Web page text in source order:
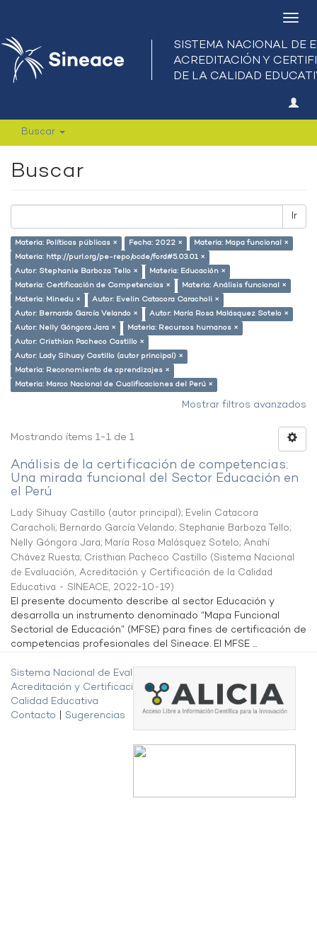
Buscar
Buscar
Ir
Materia: Políticas públicas × Fecha: 2022 ×
Materia: Mapa funcional ×
Materia: http://purl.org/pe-repo/ocde/ford#5.03.01 ×
Autor: Stephanie Barboza Tello ×
Materia: Educación ×
Materia: Certificación de Competencias ×
Materia: Análisis funcional ×
Materia: Minedu ×
Autor: Evelin Catacora Caracholi ×
Autor: Bernardo García Velando ×
Autor: María Rosa Malásquez Sotelo ×
Autor: Nelly Góngora Jara ×
Materia: Recursos humanos ×
Autor: Cristhian Pacheco Castillo ×
Autor: Lady Sihuay Castillo (autor principal) ×
Materia: Reconomiento de aprendizajes ×
Materia: Marco Nacional de Cualificaciones del Perú ×
Mostrar filtros avanzados
Mostrando ítems 1-1 de 1
Análisis de la certificación de competencias:
Una mirada funcional del Sector Educación en
el Perú
Lady Sihuay Castillo (autor principal); Evelin Catacora
Caracholi; Bernardo García Velando; Stephanie Barboza Tello;
Nelly Góngora Jara; María Rosa Malásquez Sotelo; Anahí
Chávez Ruesta; Cristhian Pacheco Castillo (Sistema Nacional
de Evaluación, Acreditación y Certificación de la Calidad
Educativa - SINEACE, 2022-10-19)
El presente documento describe al sector Educación y
desarrolla un instrumento denominado “Mapa Funcional
Sectorial de Educación” (MFSE) para fines de certificación de
competencias profesionales del Sineace. El MFSE ...
Sistema Nacional de Evaluación,
Acreditación y Certificación de la
Calidad Educativa
Contacto
Sugerencias